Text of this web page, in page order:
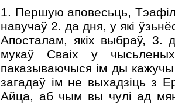
1. Першую аповесьць,
навучаў 2. да дня, у які
Апосталам, якіх выбраў, 3.
мукаў Сваіх у
паказываючыся ім ды
загадаў ім не выхадзіць з
Айца, аб чым вы чулі ад